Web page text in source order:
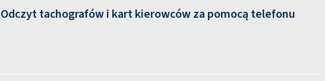
Odczyt tachografów i kart kierowców za pomocą telefonu